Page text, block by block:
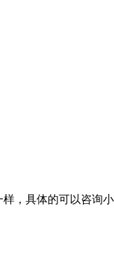
样，具体的可以咨询